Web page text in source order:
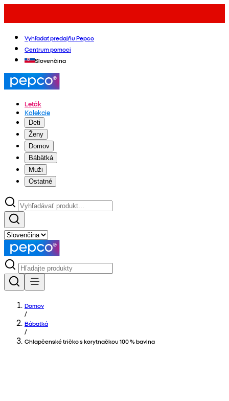
Vyhľadať predajňu Pepco
Centrum pomoci
Slovenčina
Leták
Kolekcie
Deti
Ženy
Domov
Bábätká
Muži
Ostatné
Domov
/
Bábätká
/
Chlapčenské tričko s korytnačkou 100 % bavlna